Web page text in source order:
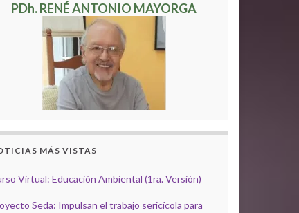
PDh. RENÉ ANTONIO MAYORGA
MÁS VISTAS
Virtual: Educación Ambiental (1ra. Versión)
Seda: Impulsan el trabajo sericícola para